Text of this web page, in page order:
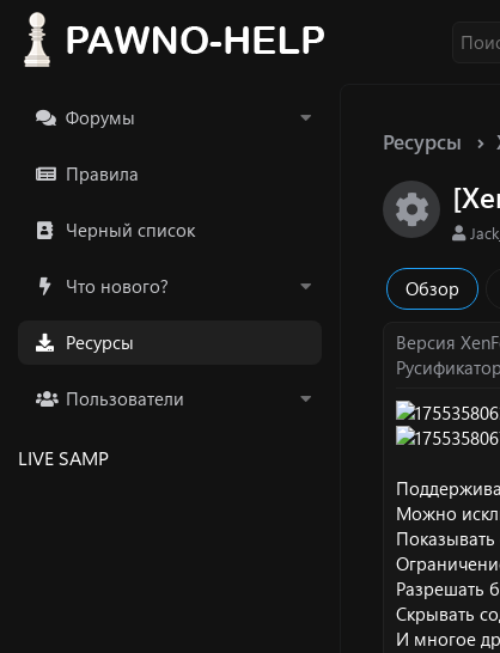
Форумы
Правила
Черный список
Что нового?
Ресурсы
Пользователи
LIVE SAMP
Ресурсы
А
т
о
Обзор
Версия
Русификатор
Можно
Разрешать
Скрывать
И многое